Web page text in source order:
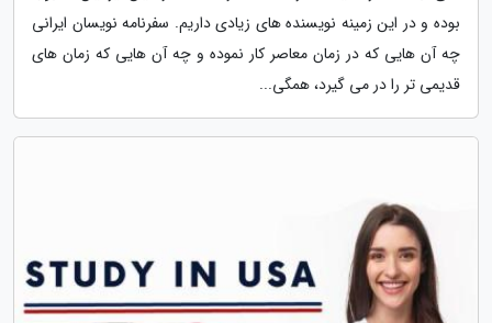
بوده و در این زمینه نویسنده های زیادی داریم. سفرنامه نویسان ایرانی
چه آن هایی که در زمان معاصر کار نموده و چه آن هایی که زمان های
قدیمی تر را در می گیرد، همگی...